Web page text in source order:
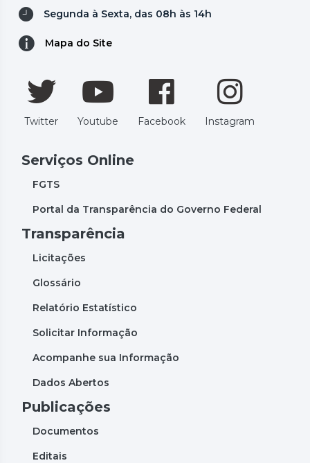
Segunda à Sexta, das 08h às 14h
Mapa do Site
Twitter Youtube Facebook Instagram
Serviços Online
FGTS
Portal da Transparência do Governo Federal
Transparência
Licitações
Glossário
Relatório Estatístico
Solicitar Informação
Acompanhe sua Informação
Dados Abertos
Publicações
Documentos
Editais